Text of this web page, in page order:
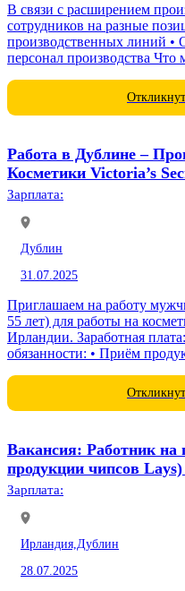
В связи с расширением
сотрудников на разные позиции: •
производственных линий • Общие рабочие • Упаковщики и
Работа в Дублине –
Косметики Victoria’s
Зарплата:
Дублин
31.07.2025
Приглашаем на работу
55 лет) для работы на
Ирландии. Заработная плата: от 3500 € в месяц Ваши
обязанности: • Приём
Вакансия: Работник на
продукции чипсов
Зарплата:
Ирландия, Дублин
28.07.2025